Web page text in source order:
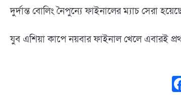
দুর্দান্ত বোলিং নৈপুন্যে ফাইনালের ম্যাচ সেরা
যুব এশিয়া কাপে নয়বার ফাইনাল খেলে এবারই